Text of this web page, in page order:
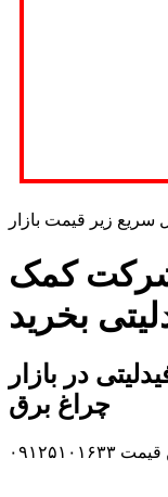
سریع زیر قیمت بازار
شرکت کمک
بخرید
در بازار
چراغ برق